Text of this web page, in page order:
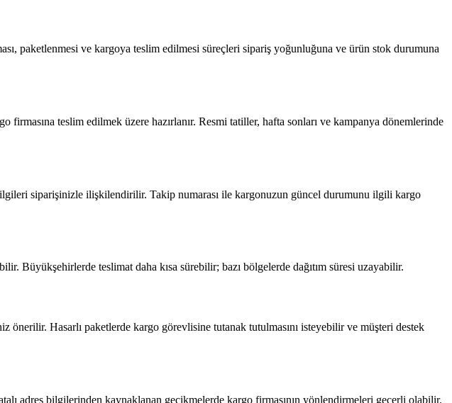
paketlenmesi ve kargoya teslim edilmesi süreçleri sipariş yoğunluğuna ve ürün stok durumuna
teslim edilmek üzere hazırlanır. Resmi tatiller, hafta sonları ve kampanya dönemlerinde
siparişinizle ilişkilendirilir. Takip numarası ile kargonuzun güncel durumunu ilgili kargo
Büyükşehirlerde teslimat daha kısa sürebilir; bazı bölgelerde dağıtım süresi uzayabilir.
önerilir. Hasarlı paketlerde kargo görevlisine tutanak tutulmasını isteyebilir ve müşteri destek
adres bilgilerinden kaynaklanan gecikmelerde kargo firmasının yönlendirmeleri geçerli olabilir.